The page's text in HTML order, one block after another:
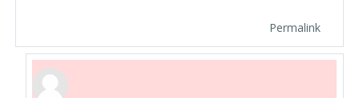
жишээ 2
Permalink